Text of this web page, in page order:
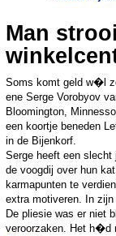
Man
Soms komt geld w�l
ene Serge Vorobyov
Bloomington,
een koortje beneden
in de Bijenkorf.
Serge heeft een
de voogdij over hun
karmapunten te
extra motiveren. In
De pliesie was er niet
veroorzaken. Het h�d